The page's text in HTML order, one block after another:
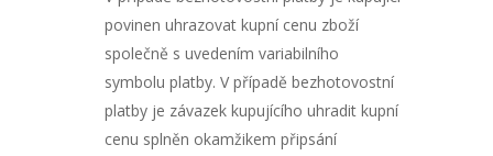
povinen uhrazovat kupní cenu zboží
společně s uvedením variabilního
symbolu platby. V případě bezhotovostní
platby je závazek kupujícího uhradit kupní
cenu splněn okamžikem připsání